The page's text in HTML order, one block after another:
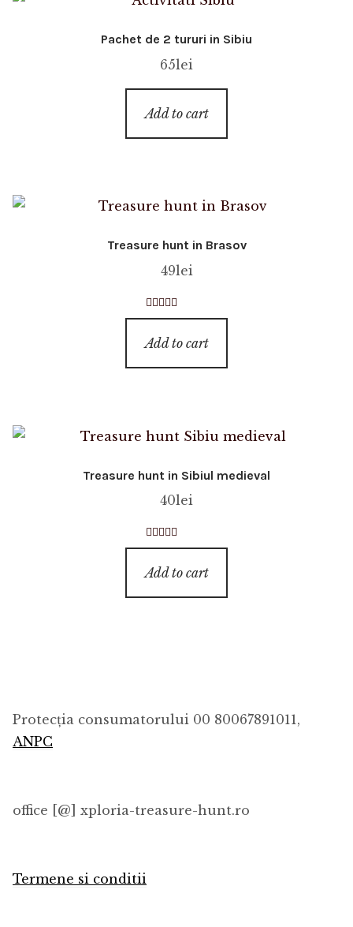
Pachet de 2 tururi in Sibiu
65lei
Add to cart
Treasure hunt in Brasov
49lei
Rated4.82
out of 5
Add to cart
Treasure hunt in Sibiul medieval
40lei
Rated4.73
out of 5
Add to cart
Protecția consumatorului 00 80067891011,
ANPC
office [@] xploria-treasure-hunt.ro
Termene si conditii